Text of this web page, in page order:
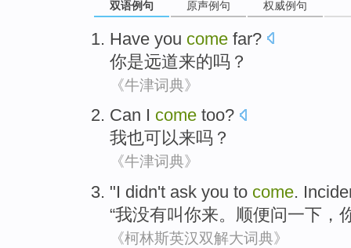
双语例句 原声例句 权威例句
Have you come far?
你是远道来的吗？
《牛津词典》
Can I come too?
我也可以来吗？
《牛津词典》
"I didn't ask you to come.
“我没有叫 你来。 顺便问一下 ，
《柯林斯英汉双解大词典》